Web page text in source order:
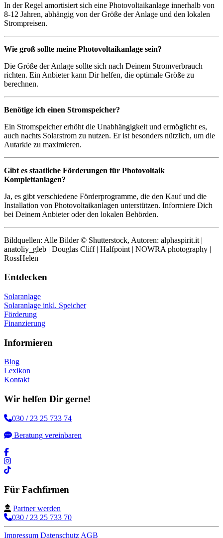
In der Regel amortisiert sich eine Photovoltaikanlage innerhalb von
8-12 Jahren, abhängig von der Größe der Anlage und den lokalen
Strompreisen.
Wie groß sollte meine Photovoltaikanlage sein?
Die Größe der Anlage sollte sich nach Deinem Stromverbrauch
richten. Ein Anbieter kann Dir helfen, die optimale Größe zu
berechnen.
Benötige ich einen Stromspeicher?
Ein Stromspeicher erhöht die Unabhängigkeit und ermöglicht es,
auch nachts Solarstrom zu nutzen. Er ist besonders nützlich, um die
Autarkie zu maximieren.
Gibt es staatliche Förderungen für Photovoltaik
Komplettanlagen?
Ja, es gibt verschiedene Förderprogramme, die den Kauf und die
Installation von Photovoltaikanlagen unterstützen. Informiere Dich
bei Deinem Anbieter oder den lokalen Behörden.
Bildquellen: Alle Bilder © Shutterstock, Autoren: alphaspirit.it |
anatoliy_gleb | Douglas Cliff | Halfpoint | NOWRA photography |
RossHelen
Entdecken
Solaranlage
Solaranlage inkl. Speicher
Förderung
Finanzierung
Informieren
Blog
Lexikon
Kontakt
Wir helfen Dir gerne!
030 / 23 25 733 74
Beratung vereinbaren
Für Fachfirmen
Partner werden
030 / 23 25 733 70
Impressum Datenschutz AGB